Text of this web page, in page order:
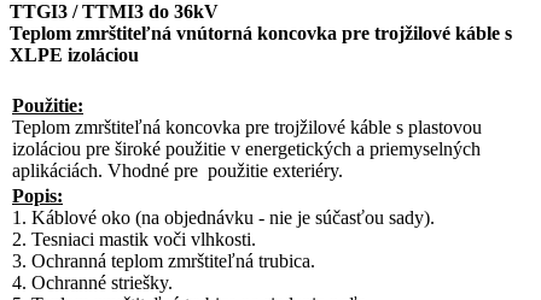
TTGI3 / TTMI3 do 36kV
Teplom zmrštiteľná vnútorná koncovka pre trojžilové káble s
XLPE izoláciou
Použitie:
Teplom zmrštiteľná koncovka pre trojžilové káble s plastovou
izoláciou pre široké použitie v energetických a priemyselných
aplikáciách. Vhodné pre použitie exteriéry.
Popis:
1. Káblové oko (na objednávku - nie je súčasťou sady).
2. Tesniaci mastik voči vlhkosti.
3. Ochranná teplom zmrštiteľná trubica.
4. Ochranné striešky.